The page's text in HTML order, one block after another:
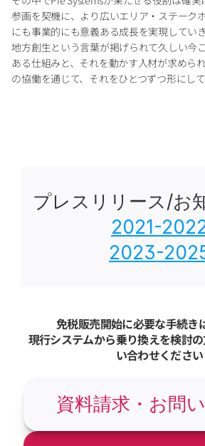
参画を契機に、より広いエリア・ステーク
にも事業的にも意義ある成長を実現していき
地方創生という言葉が掲げられて久しい今
ある仕組みと、それを動かす人材が求めら
の協働を通じて、それをひとつずつ形にし
プレスリリース/お
2021-
2023-
免税販売開始に必要な手続き
現行システムから乗り換えを検討
い合わせください
資料請求・お問